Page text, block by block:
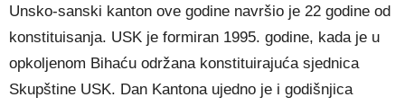
Unsko-sanski kanton ove godine navršio je 22 godine od
konstituisanja. USK je formiran 1995. godine, kada je u
opkoljenom Bihaću održana konstituirajuća sjednica
Skupštine USK. Dan Kantona ujedno je i godišnjica